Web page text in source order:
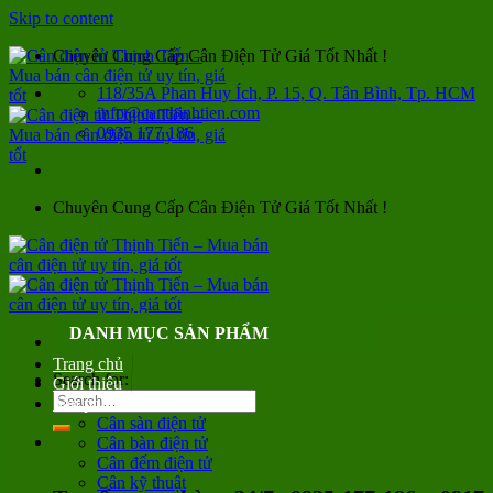
Skip to content
Chuyên Cung Cấp Cân Điện Tử Giá Tốt Nhất !
118/35A Phan Huy Ích, P. 15, Q. Tân Bình, Tp. HCM
info@canthinhtien.com
0935 177 186
Chuyên Cung Cấp Cân Điện Tử Giá Tốt Nhất !
Search for:
DANH MỤC SẢN PHẨM
Trang chủ
Giới thiệu
Sản phẩm
Cân sàn điện tử
Cân bàn điện tử
Cân đếm điện tử
Cân kỹ thuật